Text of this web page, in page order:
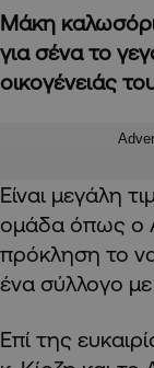
Μάκη
για σένα το
οικογένειάς
Είναι μεγάλη
ομάδα όπως ο
πρόκληση το
ένα σύλλογο
Επί της